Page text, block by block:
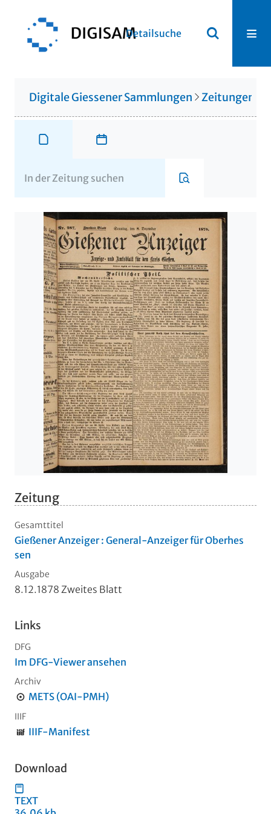
Detailsuche
Digitale Giessener Sammlungen Zeitungen
Zeitung
Gesamttitel
Gießener Anzeiger : General-Anzeiger für Oberhes
sen
Ausgabe
8.12.1878 Zweites Blatt
Links
DFG
Im DFG-Viewer ansehen
Archiv
METS (OAI-PMH)
IIIF
IIIF-Manifest
Download
TEXT